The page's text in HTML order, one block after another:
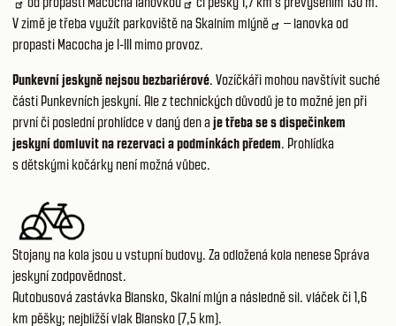
V zimě je třeba využít parkoviště na Skalním mlýně
– lanovka od
propasti Macocha je I-III mimo provoz.
Punkevní jeskyně nejsou bezbariérové. Vozíčkáři mohou navštívit suché
části Punkevních jeskyní. Ale z technických důvodů je to možné jen při
první či poslední prohlídce v daný den a je třeba se s dispečinkem
jeskyní domluvit na rezervaci a podmínkách předem. Prohlídka
s dětskými kočárky není možná vůbec.
Stojany na kola jsou u vstupní budovy. Za odložená kola nenese Správa
jeskyní zodpovědnost.
Autobusová zastávka Blansko, Skalní mlýn a následně sil. vláček či 1,6
km pěšky; nejbližší vlak Blansko (7,5 km).